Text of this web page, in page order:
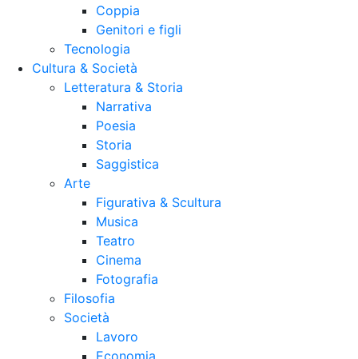
Coppia
Genitori e figli
Tecnologia
Cultura & Società
Letteratura & Storia
Narrativa
Poesia
Storia
Saggistica
Arte
Figurativa & Scultura
Musica
Teatro
Cinema
Fotografia
Filosofia
Società
Lavoro
Economia